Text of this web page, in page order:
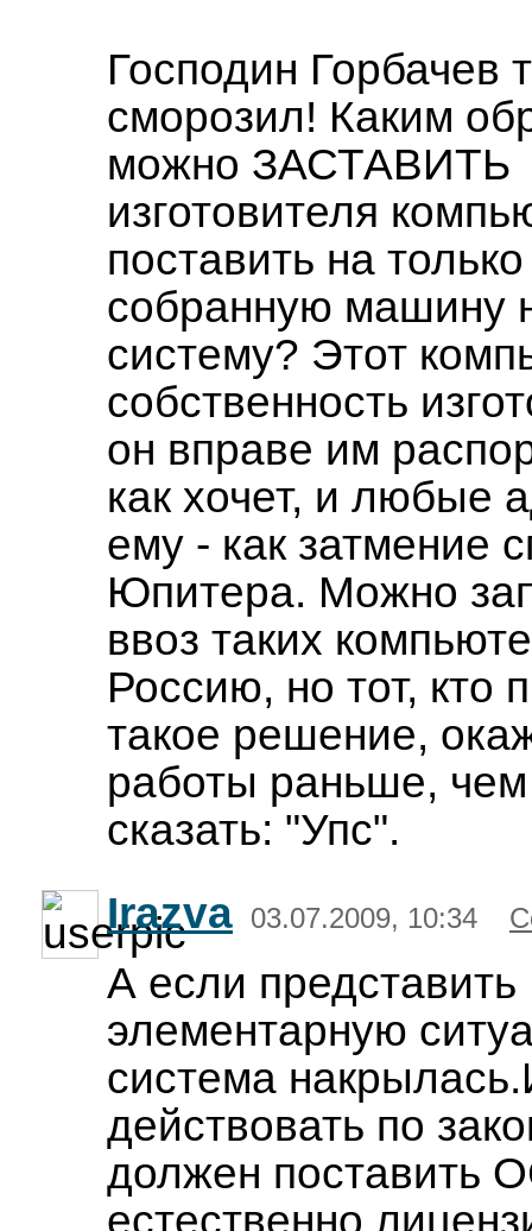
Господин Горбачев
сморозил! Каким
можно ЗАСТАВИТЬ
изготовителя
поставить на
собранную машину
систему? Этот
собственность
он вправе им
как хочет, и любые
ему - как затмение
Юпитера. Можно
ввоз таких
Россию, но тот, кто
такое решение,
работы раньше, чем
сказать: "Упс".
Irazva 03.07.2009, 10:34
А если представить
элементарную
система
действовать по
должен поставить
естественно